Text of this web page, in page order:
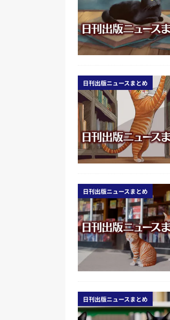
日刊出版ニュースまとめ
日刊出版ニュースまとめ
日刊出版ニュースまとめ